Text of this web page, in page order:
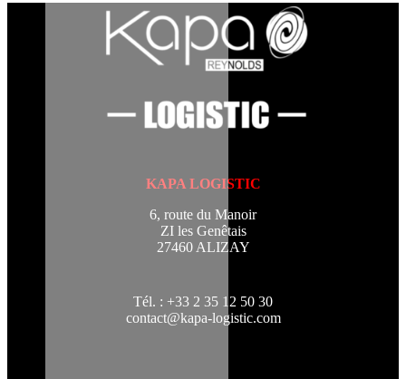
KAPA LOGISTIC
6, route du Manoir
ZI les Genêtais
27460 ALIZAY
Tél. : +33 2 35 12 50 30
contact@kapa-logistic.com